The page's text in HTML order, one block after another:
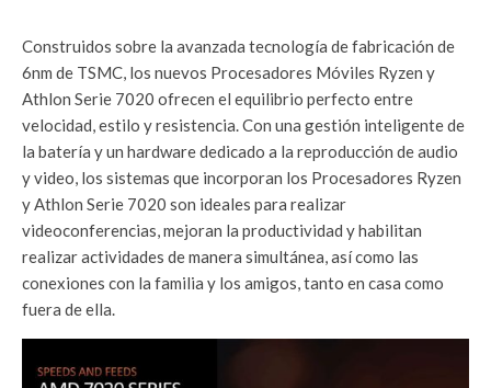
Construidos sobre la avanzada tecnología de fabricación de
6nm de TSMC, los nuevos Procesadores Móviles Ryzen y
Athlon Serie 7020 ofrecen el equilibrio perfecto entre
velocidad, estilo y resistencia. Con una gestión inteligente de
la batería y un hardware dedicado a la reproducción de audio
y video, los sistemas que incorporan los Procesadores Ryzen
y Athlon Serie 7020 son ideales para realizar
videoconferencias, mejoran la productividad y habilitan
realizar actividades de manera simultánea, así como las
conexiones con la familia y los amigos, tanto en casa como
fuera de ella.